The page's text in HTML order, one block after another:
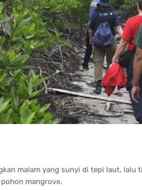
malam yang sunyi di tepi laut,
mangrove.